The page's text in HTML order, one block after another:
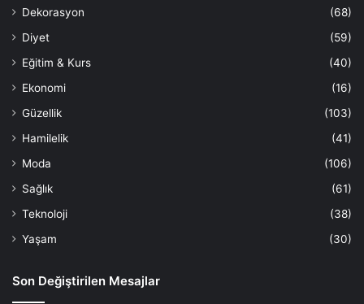
Dekorasyon
(68)
Diyet
(59)
Eğitim & Kurs
(40)
Ekonomi
(16)
Güzellik
(103)
Hamilelik
(41)
Moda
(106)
Sağlık
(61)
Teknoloji
(38)
Yaşam
(30)
Son Değiştirilen Mesajlar